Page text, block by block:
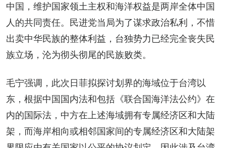
中国，维护国家领土主权和海洋权益是两岸全体中国
人的共同责任。民进党当局为了谋求政治私利，不惜
出卖中华民族的整体利益，台独势力已经完全丧失民
族立场，沦为彻头彻尾的民族败类。
毛宁强调，此次日菲拟探讨划界的海域位于台湾以
东，根据中国国内法和包括《联合国海洋法公约》在
内的国际法，中方在上述海域拥有专属经济区和大陆
架，而海岸相向或相邻国家间的专属经济区和大陆架